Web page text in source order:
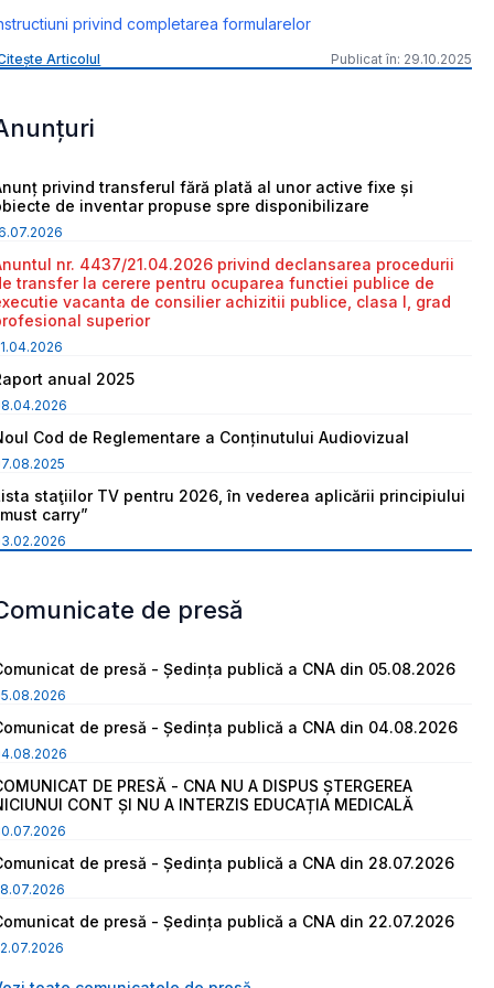
privind completarea formularelor
Articolul Publicat în: 29.10.2025
privind transferul fără plată al unor active fixe și
de inventar propuse spre disponibilizare
nr. 4437/21.04.2026 privind declansarea procedurii
transfer la cerere pentru ocuparea functiei publice de
vacanta de consilier achizitii publice, clasa I, grad
superior
anual 2025
Cod de Reglementare a Conținutului Audiovizual
staţiilor TV pentru 2026, în vederea aplicării principiului
carry”
de presă
de presă - Ședința publică a CNA din 05.08.2026
de presă - Ședința publică a CNA din 04.08.2026
DE PRESĂ - CNA NU A DISPUS ȘTERGEREA
CONT ȘI NU A INTERZIS EDUCAȚIA MEDICALĂ
de presă - Ședința publică a CNA din 28.07.2026
de presă - Ședința publică a CNA din 22.07.2026